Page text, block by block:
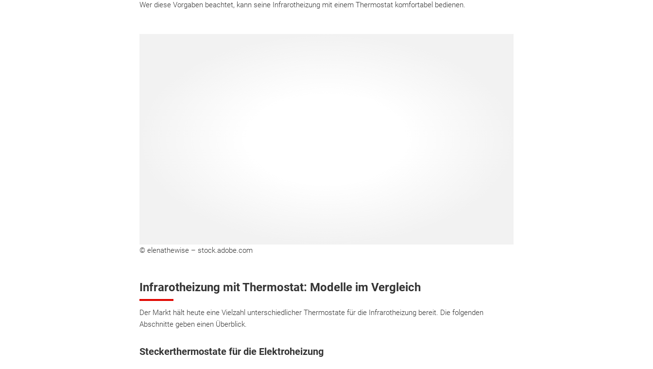
Wer diese Vorgaben beachtet, kann seine Infrarotheizung mit einem Thermostat komfortabel bedienen.
© elenathewise – stock.adobe.com
Infrarotheizung mit Thermostat: Modelle im Vergleich
Der Markt hält heute eine Vielzahl unterschiedlicher Thermostate für die Infrarotheizung bereit. Die folgenden
Abschnitte geben einen Überblick.
Steckerthermostate für die Elektroheizung